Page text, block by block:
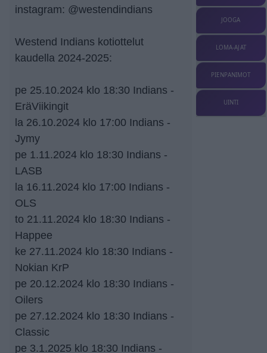
instagram: @westendindians
Westend Indians kotiottelut
kaudella 2024-2025:
pe 25.10.2024 klo 18:30 Indians -
EräViikingit
la 26.10.2024 klo 17:00 Indians -
Jymy
pe 1.11.2024 klo 18:30 Indians -
LASB
la 16.11.2024 klo 17:00 Indians -
OLS
to 21.11.2024 klo 18:30 Indians -
Happee
ke 27.11.2024 klo 18:30 Indians -
Nokian KrP
pe 20.12.2024 klo 18:30 Indians -
Oilers
pe 27.12.2024 klo 18:30 Indians -
Classic
pe 3.1.2025 klo 18:30 Indians -
JOOGA
LOMA-AJAT
PIENPANIMOT
UINTI